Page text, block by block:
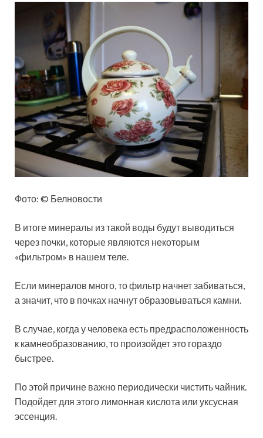
Фото: © Белновости
В итоге минералы из такой воды будут выводиться
через почки, которые являются некоторым
«фильтром» в нашем теле.
Если минералов много, то фильтр начнет забиваться,
а значит, что в почках начнут образовываться камни.
В случае, когда у человека есть предрасположенность
к камнеобразованию, то произойдет это гораздо
быстрее.
По этой причине важно периодически чистить чайник.
Подойдет для этого лимонная кислота или уксусная
эссенция.